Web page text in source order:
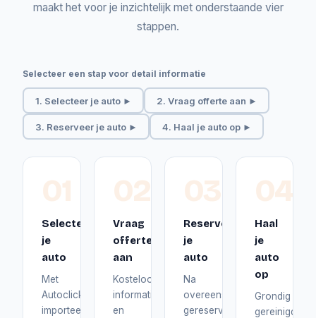
maakt het voor je inzichtelijk met onderstaande vier
stappen.
Selecteer een stap voor detail informatie
1. Selecteer je auto ► 2. Vraag offerte aan ►
3. Reserveer je auto ► 4. Haal je auto op ►
01
Selecteer
je
auto
Met
Autoclick
importeer
02
Vraag
offerte
aan
Kosteloos
informatie
en
03
Reserveer
je
auto
Na
overeenstemming
gereserveerd
04
Haal
je
auto
op
Grondig
gereinigd